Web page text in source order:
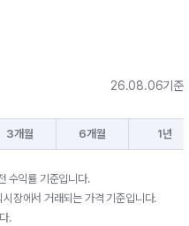
26.08.06기준
3개월 6개월 1년
수익률 기준입니다.
장에서 거래되는 가격 기준입니다.
.